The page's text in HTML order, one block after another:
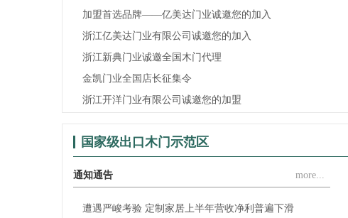
加盟首选品牌——亿美达门业诚邀您的加入
浙江亿美达门业有限公司诚邀您的加入
浙江新典门业诚邀全国木门代理
金凯门业全国店长征集令
浙江开洋门业有限公司诚邀您的加盟
国家级出口木门示范区
通知通告 more...
遭遇严峻考验 定制家居上半年营收净利普遍下滑